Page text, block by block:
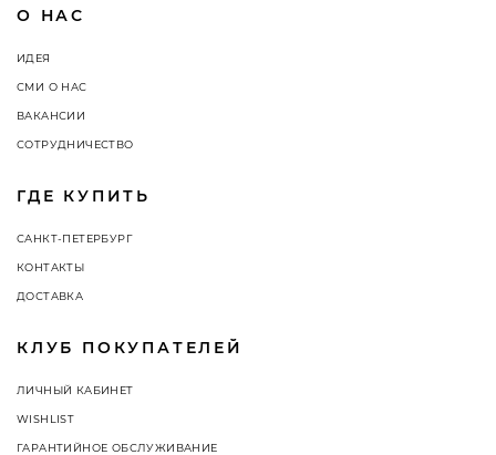
О НАС
ИДЕЯ
СМИ О НАС
ВАКАНСИИ
СОТРУДНИЧЕСТВО
ГДЕ КУПИТЬ
САНКТ-ПЕТЕРБУРГ
КОНТАКТЫ
ДОСТАВКА
КЛУБ ПОКУПАТЕЛЕЙ
ЛИЧНЫЙ КАБИНЕТ
WISHLIST
ГАРАНТИЙНОЕ ОБСЛУЖИВАНИЕ